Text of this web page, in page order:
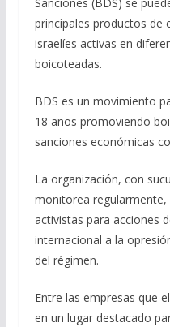
principales productos de
israelíes activas en
boicoteadas.
BDS es un movimiento
18 años promoviendo
sanciones económicas
La organización, con
monitorea
activistas para acciones
internacional a la
del régimen.
Entre las empresas que
en un lugar destacado